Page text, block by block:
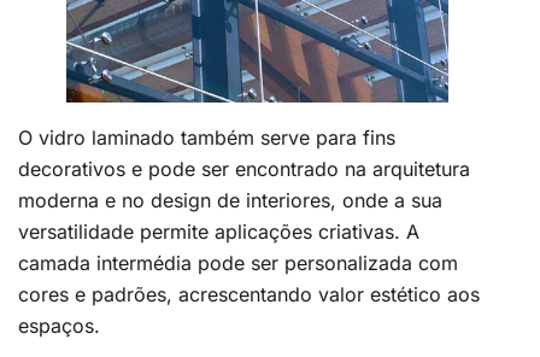
O vidro laminado também serve para fins
decorativos e pode ser encontrado na arquitetura
moderna e no design de interiores, onde a sua
versatilidade permite aplicações criativas. A
camada intermédia pode ser personalizada com
cores e padrões, acrescentando valor estético aos
espaços.